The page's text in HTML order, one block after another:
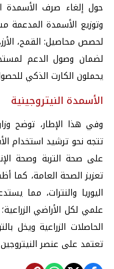
حول إلغاء صرف الأسمدة
وتوزيع الأسمدة
لحصص محاصيل: القمح،
يحملون الكارت الذكي
الأسمدة النيتروجينية
وفي هذا الإطار، توضح
تتجه نحو ترشيد استخدام
على صحة التربة وصحة
تعزيز الصحة العامة، كما
اليوريا والنترات، مما
علمي لكل الأراضي
الحاصلات الزراعية ويخل
تعتمد على عنصر